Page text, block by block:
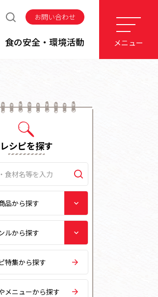
お問い合わせ
食の安全・環境活動 メニュー
レシピを探す
特集から探す
メニューから探す